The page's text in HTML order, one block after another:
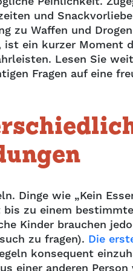
und
zu Waffen und
ein kurzer Moment
Lesen Sie
Fragen auf eine
Dinge wie „Kein
zu einem
Kinder brauchen
zu fragen). Die
konsequent